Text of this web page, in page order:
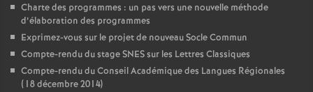
Charte des programmes : un pas vers une nouvelle méthode
d’élaboration des programmes
Exprimez-vous sur le projet de nouveau Socle Commun
Compte-rendu du stage SNES sur les Lettres Classiques
Compte-rendu du Conseil Académique des Langues Régionales
(18 décembre 2014)